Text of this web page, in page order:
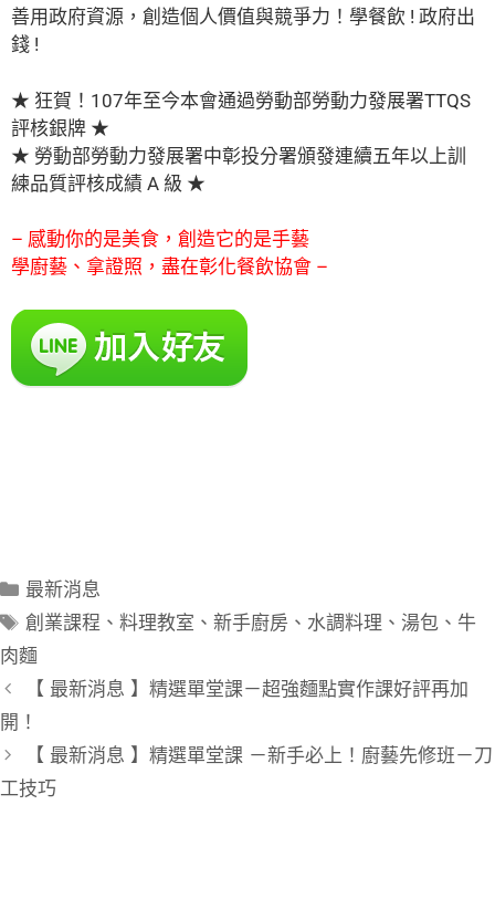
善用政府資源，創造個人價值與競爭力！學餐飲 ! 政府出
錢 !
★ 狂賀！107年至今本會通過勞動部勞動力發展署TTQS
評核銀牌 ★
★ 勞動部勞動力發展署中彰投分署頒發連續五年以上訓
練品質評核成績 A 級 ★
– 感動你的是美食，創造它的是手藝
學廚藝、拿證照，盡在彰化餐飲協會 –
最新消息
創業課程 、料理教室 、新手廚房 、 水調料理 、 湯包 、 牛
肉麵
【 最新消息 】精選單堂課－超強麵點實作課好評再加
開！
【 最新消息 】精選單堂課 －新手必上！廚藝先修班－刀
工技巧